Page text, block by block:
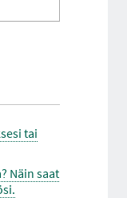
tai
Näin saat